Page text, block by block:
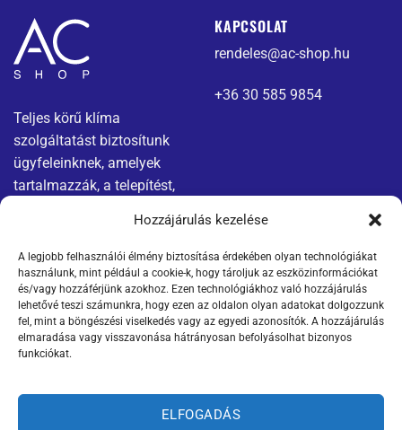
Hozzájárulás kezelése
A legjobb felhasználói élmény biztosítása érdekében olyan technológiákat
használunk, mint például a cookie-k, hogy tároljuk az eszközinformációkat
és/vagy hozzáférjünk azokhoz. Ezen technológiákhoz való hozzájárulás
lehetővé teszi számunkra, hogy ezen az oldalon olyan adatokat dolgozzunk
fel, mint a böngészési viselkedés vagy az egyedi azonosítók. A hozzájárulás
elmaradása vagy visszavonása hátrányosan befolyásolhat bizonyos
funkciókat.
ELFOGADÁS
Teljes körű klíma
szolgáltatást biztosítunk
ügyfeleinknek, amelyek
tartalmazzák, a telepítést,
KAPCSOLAT
rendeles@ac-shop.hu
+36 30 585 9854
Menü
Kapcsolat
Termékek
Jogi nyilatkozatok
Adatvédelmi tájékoztató
ÁSZF